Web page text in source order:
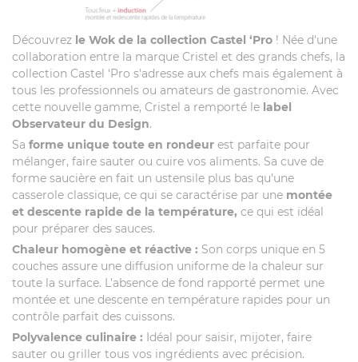
Découvrez le Wok de la collection Castel ‘Pro ! Née d'une
collaboration entre la marque Cristel et des grands chefs, la
collection Castel ‘Pro s'adresse aux chefs mais également à
tous les professionnels ou amateurs de gastronomie. Avec
cette nouvelle gamme, Cristel a remporté le label
Observateur du Design.
Sa forme unique toute en rondeur est parfaite pour
mélanger, faire sauter ou cuire vos aliments. Sa cuve de
forme saucière en fait un ustensile plus bas qu'une
casserole classique, ce qui se caractérise par une montée
et descente rapide de la température, ce qui est idéal
pour préparer des sauces.
Chaleur homogène et réactive : Son corps unique en 5
couches assure une diffusion uniforme de la chaleur sur
toute la surface. L’absence de fond rapporté permet une
montée et une descente en température rapides pour un
contrôle parfait des cuissons.
Polyvalence culinaire : Idéal pour saisir, mijoter, faire
sauter ou griller tous vos ingrédients avec précision.